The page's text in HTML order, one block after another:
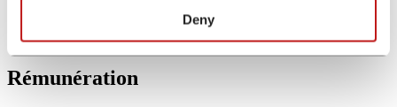
Deny
Rémunération